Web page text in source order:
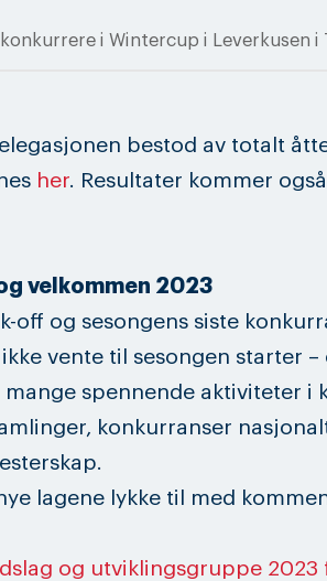
i Wintercup i Leverkusen i
bestod av totalt
her. Resultater kommer
velkommen 2023
off og sesongens siste
vente til sesongen starter
spennende aktiviteter i
konkurranser
lagene lykke til med
og utviklingsgruppe 2023